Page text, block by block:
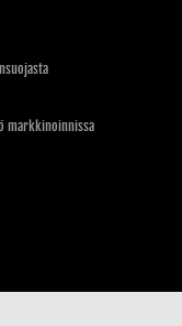
markkinoinnissa